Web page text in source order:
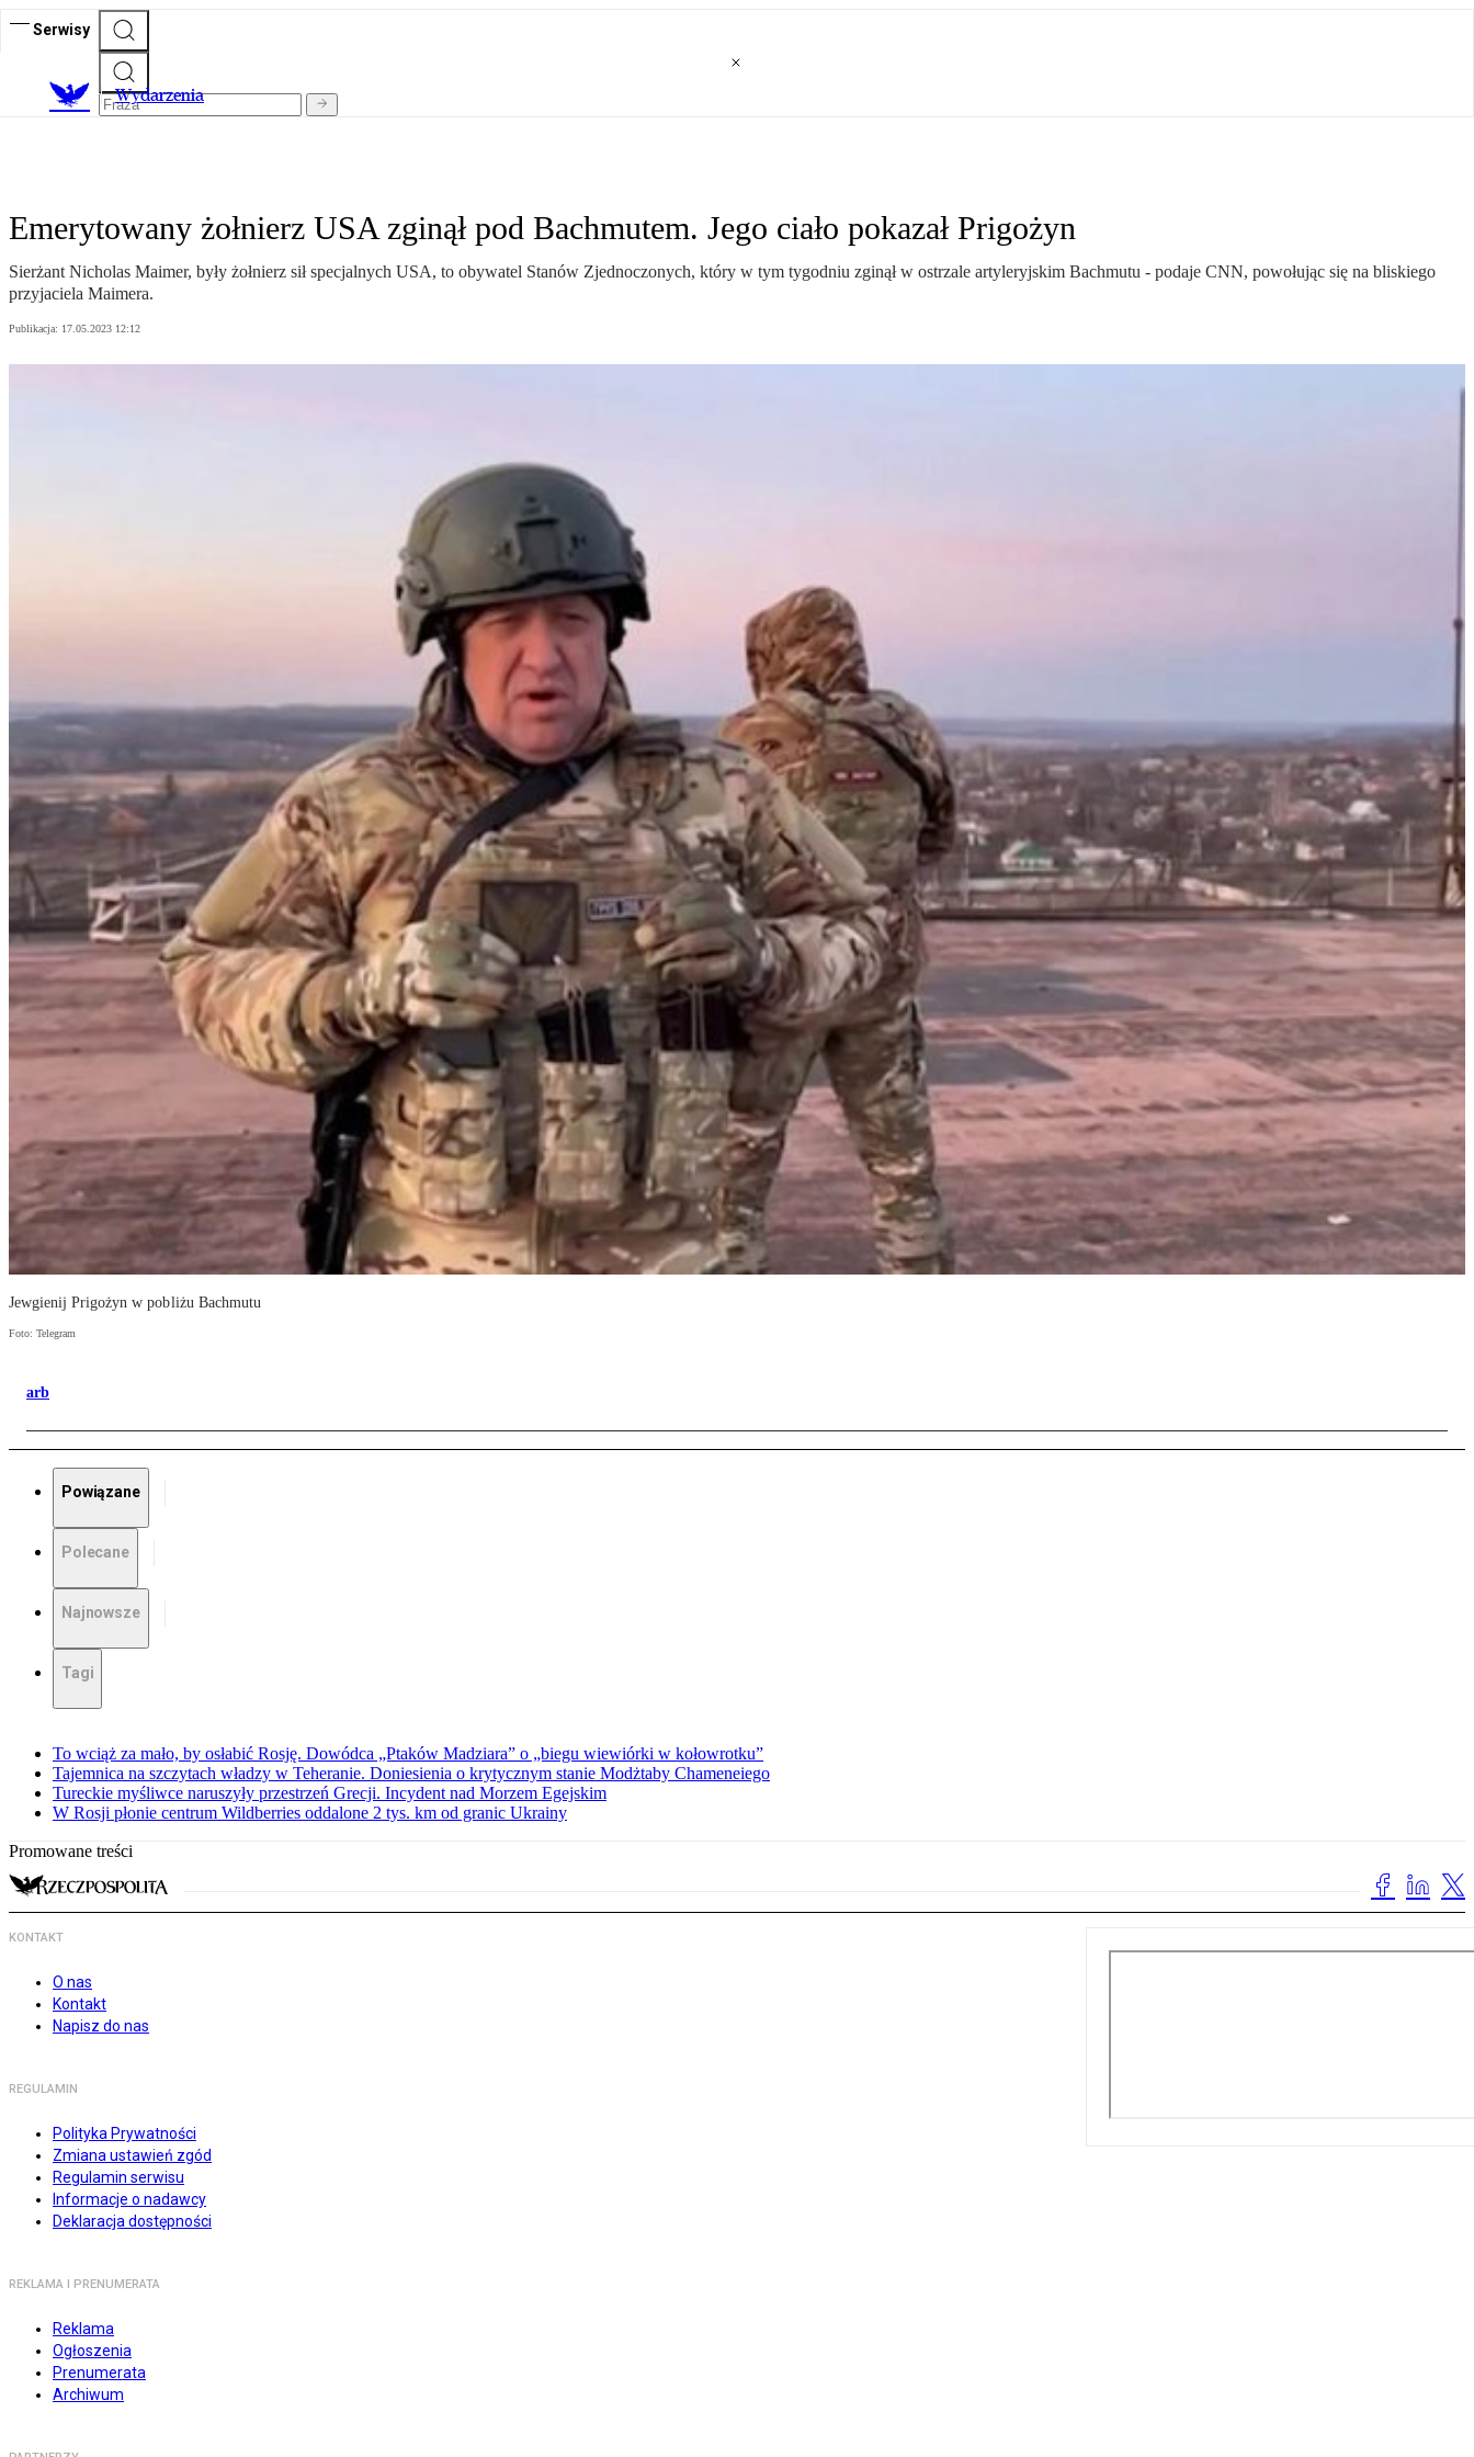
Serwisy
Wydarzenia
Emerytowany żołnierz USA zginął pod Bachmutem. Jego ciało pokazał Prigożyn
Sierżant Nicholas Maimer, były żołnierz sił specjalnych USA, to obywatel Stanów Zjednoczonych, który w tym tygodniu zginął w ostrzale artyleryjskim Bachmutu - podaje CNN, powołując się na bliskiego
przyjaciela Maimera.
Publikacja: 17.05.2023 12:12
Jewgienij Prigożyn w pobliżu Bachmutu
Foto: Telegram
arb
Powiązane
Polecane
Najnowsze
Tagi
To wciąż za mało, by osłabić Rosję. Dowódca „Ptaków Madziara” o „biegu wiewiórki w kołowrotku”
Tajemnica na szczytach władzy w Teheranie. Doniesienia o krytycznym stanie Modżtaby Chameneiego
Tureckie myśliwce naruszyły przestrzeń Grecji. Incydent nad Morzem Egejskim
W Rosji płonie centrum Wildberries oddalone 2 tys. km od granic Ukrainy
Promowane treści
KONTAKT
O nas
Kontakt
Napisz do nas
REGULAMIN
Polityka Prywatności
Zmiana ustawień zgód
Regulamin serwisu
Informacje o nadawcy
Deklaracja dostępności
REKLAMA I PRENUMERATA
Reklama
Ogłoszenia
Prenumerata
Archiwum